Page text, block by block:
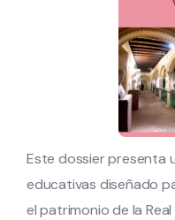
Este dossier presenta
educativas diseñado
el patrimonio de la